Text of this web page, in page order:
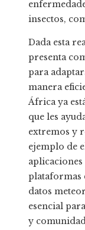
insectos,
Dada esta
presenta
para
manera
África ya
que les
extremos y
ejemplo de
aplicaciones
plataformas
datos
esencial
y